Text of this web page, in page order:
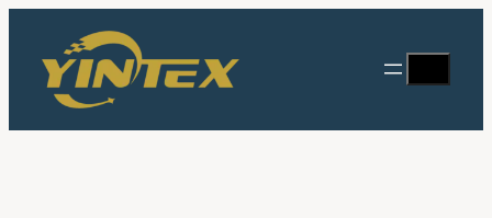
conteúdo